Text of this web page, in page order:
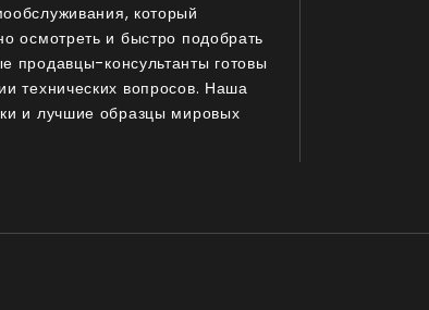
который
осмотреть и быстро подобрать
продавцы-консультанты готовы
технических вопросов. Наша
и лучшие образцы мировых